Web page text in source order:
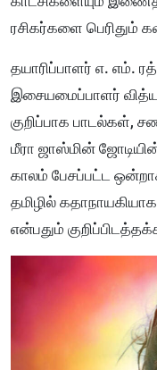
ரசிகர்களை பெரிதும்
தயாரிப்பாளர் எ. எம்.
இசையமைப்பாளர்
குறிப்பாக பாடல்கள்,
மீரா ஜாஸ்மின்
காலம் பேசப்பட்ட
தமிழில்
என்பதும்